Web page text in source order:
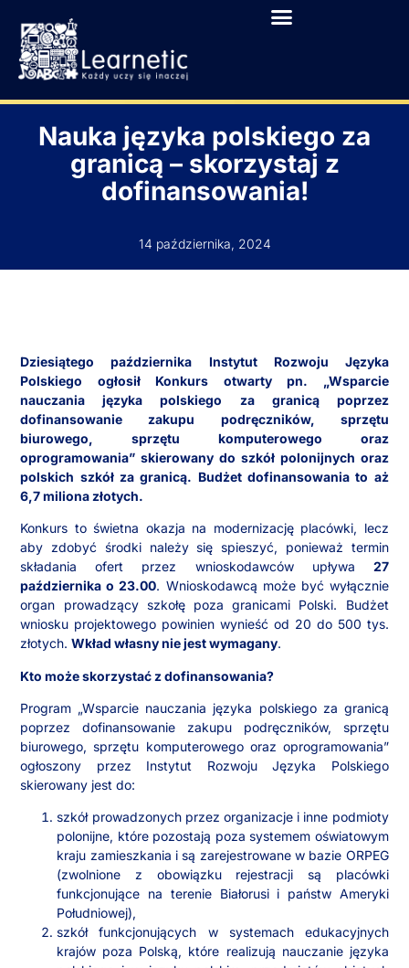
Nauka języka polskiego za
granicą – skorzystaj z
dofinansowania!
14 października, 2024
Dziesiątego października Instytut Rozwoju Języka
Polskiego ogłosił Konkurs otwarty pn. „Wsparcie
nauczania języka polskiego za granicą poprzez
dofinansowanie zakupu podręczników, sprzętu
biurowego, sprzętu komputerowego oraz
oprogramowania” skierowany do szkół polonijnych oraz
polskich szkół za granicą. Budżet dofinansowania to aż
6,7 miliona złotych.
Konkurs to świetna okazja na modernizację placówki, lecz
aby zdobyć środki należy się spieszyć, ponieważ termin
składania ofert przez wnioskodawców upływa 27
października o 23.00. Wnioskodawcą może być wyłącznie
organ prowadzący szkołę poza granicami Polski. Budżet
wniosku projektowego powinien wynieść od 20 do 500 tys.
złotych.Wkład własny nie jest wymagany.
Kto może skorzystać z dofinansowania?
Program „Wsparcie nauczania języka polskiego za granicą
poprzez dofinansowanie zakupu podręczników, sprzętu
biurowego, sprzętu komputerowego oraz oprogramowania”
ogłoszony przez Instytut Rozwoju Języka Polskiego
skierowany jest do:
szkół prowadzonych przez organizacje i inne podmioty
polonijne, które pozostają poza systemem oświatowym
kraju zamieszkania i są zarejestrowane w bazie ORPEG
(zwolnione z obowiązku rejestracji są placówki
funkcjonujące na terenie Białorusi i państw Ameryki
Południowej),
szkół funkcjonujących w systemach edukacyjnych
krajów poza Polską, które realizują nauczanie języka